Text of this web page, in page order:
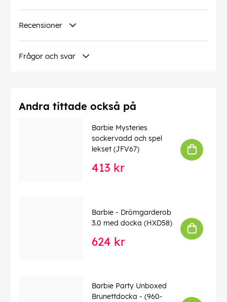
Recensioner
Frågor och svar
Andra tittade också på
Barbie Mysteries
sockervadd och spel
lekset (JFV67)
413 kr
Barbie - Drömgarderob
3.0 med docka (HXD58)
624 kr
Barbie Party Unboxed
Brunettdocka - (960-